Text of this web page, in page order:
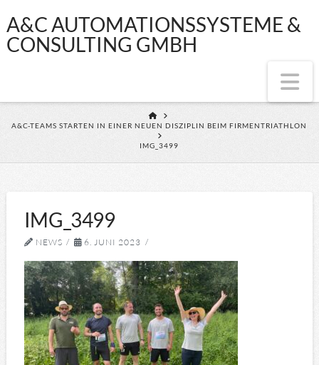
A&C
&
CONSULTING
GMBH
A&C AUTOMATIONSSYSTEME &
CONSULTING GMBH
HOME
A&C-TEAMS STARTEN IN EINER NEUEN DISZIPLIN BEIM FIRMENTRIATHLON
IMG_3499
IMG_3499
NEWS 6. JUNI 2023